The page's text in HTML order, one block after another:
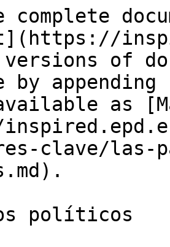
complete
versions of
by
as
clave/las-
políticos